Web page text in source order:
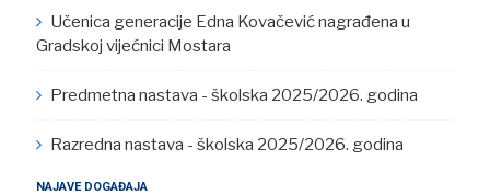
Učenica generacije Edna Kovačević nagrađena u
Gradskoj vijećnici Mostara
Predmetna nastava - školska 2025/2026. godina
Razredna nastava - školska 2025/2026. godina
NAJAVE DOGAĐAJA